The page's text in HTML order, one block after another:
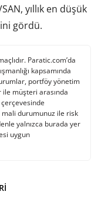
yıllık en düşük
gördü.
Paratic.com’da
kapsamında
portföy yönetim
müşteri arasında
çerçevesinde
durumunuz ile risk
yalnızca burada yer
uygun